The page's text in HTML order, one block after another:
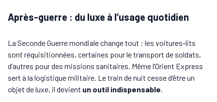
Après-guerre : du luxe à l’usage quotidien
La Seconde Guerre mondiale change tout : les voitures-lits
sont réquisitionnées, certaines pour le transport de soldats,
d’autres pour des missions sanitaires. Même l’Orient Express
sert à la logistique militaire. Le train de nuit cesse d’être un
objet de luxe, il devient un outil indispensable